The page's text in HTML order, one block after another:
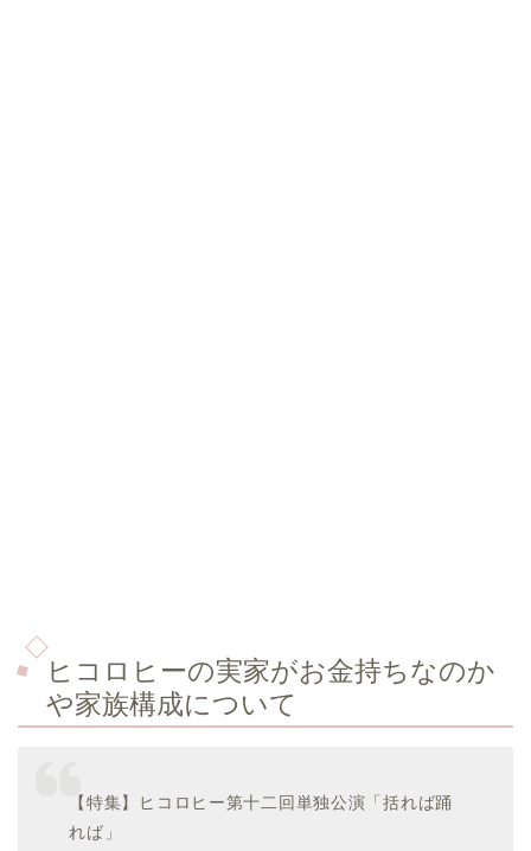
ヒコロヒーの実家がお金持ちなのか
や家族構成について
【特集】ヒコロヒー第十二回単独公演「括れば踊
れば」